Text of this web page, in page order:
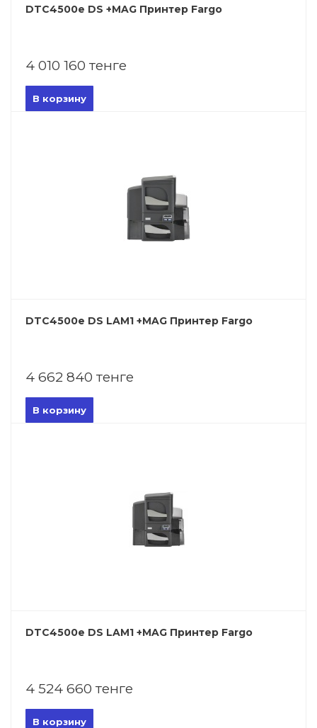
DTC4500e DS +MAG Принтер Fargo
4 010 160 тенге
В корзину
DTC4500e DS LAM1 +MAG Принтер Fargo
4 662 840 тенге
В корзину
DTC4500e DS LAM1 +MAG Принтер Fargo
4 524 660 тенге
В корзину